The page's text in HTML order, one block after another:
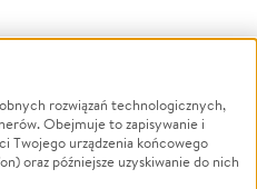
Powódź
Wichura
NGO
rozwiązań technologicznych,
Obejmuje to zapisywanie i
Twojego urządzenia końcowego
oraz późniejsze uzyskiwanie do nich